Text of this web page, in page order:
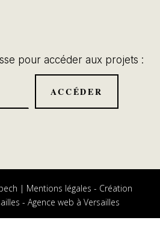
pour accéder aux projets :
| Mentions légales - Création
- Agence web à Versailles